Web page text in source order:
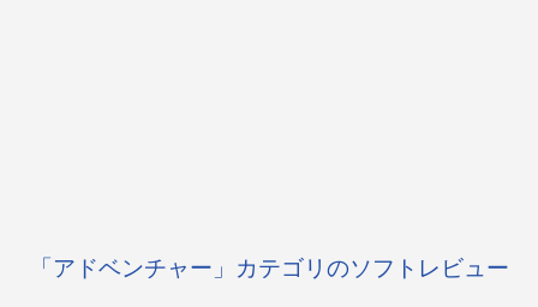
「アドベンチャー」カテゴリのソフトレビュー